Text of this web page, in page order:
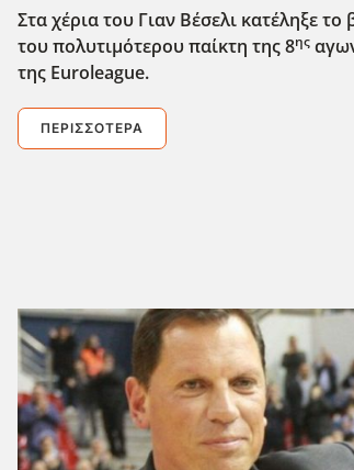
Στα χέρια του Γιαν Βέσελι κατέληξε το
του πολυτιμότερου παίκτη της 8ης
της Euroleague.
ΠΕΡΙΣΣΌΤΕΡΑ